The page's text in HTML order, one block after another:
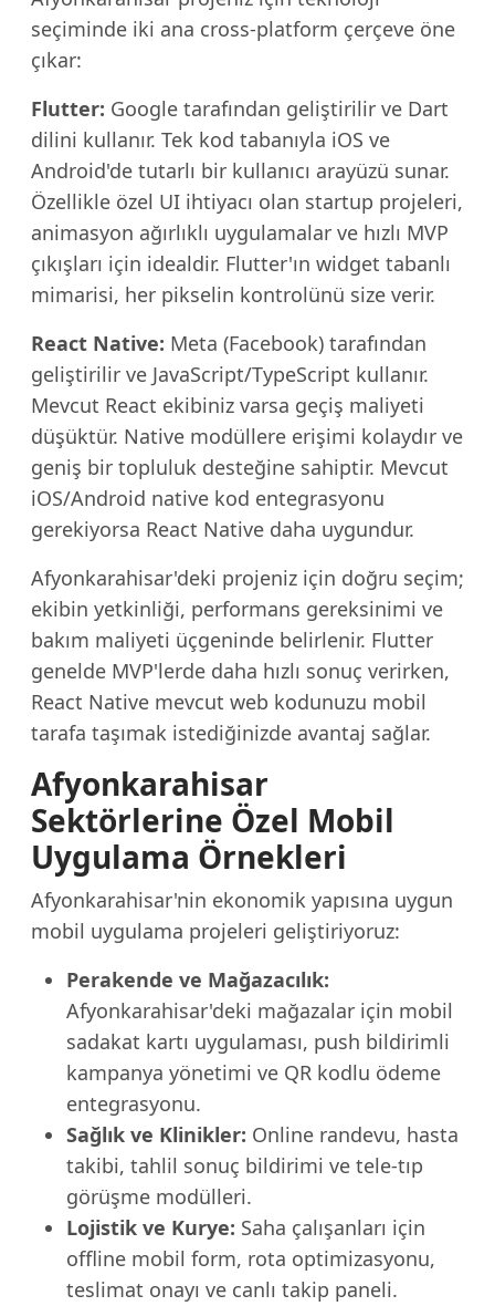
seçiminde iki ana cross-platform çerçeve öne
çıkar:
Flutter: Google tarafından geliştirilir ve Dart
dilini kullanır. Tek kod tabanıyla iOS ve
Android'de tutarlı bir kullanıcı arayüzü sunar.
Özellikle özel UI ihtiyacı olan startup projeleri,
animasyon ağırlıklı uygulamalar ve hızlı MVP
çıkışları için idealdir. Flutter'ın widget tabanlı
mimarisi, her pikselin kontrolünü size verir.
React Native: Meta (Facebook) tarafından
geliştirilir ve JavaScript/TypeScript kullanır.
Mevcut React ekibiniz varsa geçiş maliyeti
düşüktür. Native modüllere erişimi kolaydır ve
geniş bir topluluk desteğine sahiptir. Mevcut
iOS/Android native kod entegrasyonu
gerekiyorsa React Native daha uygundur.
Afyonkarahisar'deki projeniz için doğru seçim;
ekibin yetkinliği, performans gereksinimi ve
bakım maliyeti üçgeninde belirlenir. Flutter
genelde MVP'lerde daha hızlı sonuç verirken,
React Native mevcut web kodunuzu mobil
tarafa taşımak istediğinizde avantaj sağlar.
Afyonkarahisar
Sektörlerine Özel Mobil
Uygulama Örnekleri
Afyonkarahisar'nin ekonomik yapısına uygun
mobil uygulama projeleri geliştiriyoruz:
Perakende ve Mağazacılık:
Afyonkarahisar'deki mağazalar için mobil
sadakat kartı uygulaması, push bildirimli
kampanya yönetimi ve QR kodlu ödeme
entegrasyonu.
Sağlık ve Klinikler: Online randevu, hasta
takibi, tahlil sonuç bildirimi ve tele-tıp
görüşme modülleri.
Lojistik ve Kurye: Saha çalışanları için
offline mobil form, rota optimizasyonu,
teslimat onayı ve canlı takip paneli.